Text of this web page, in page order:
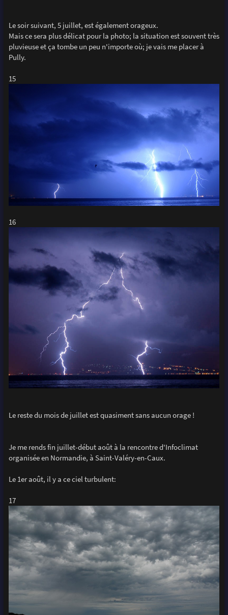
Le soir suivant, 5 juillet, est également orageux.
Mais ce sera plus délicat pour la photo; la situation est souvent très
pluvieuse et ça tombe un peu n'importe où; je vais me placer à
Pully.
15
16
Le reste du mois de juillet est quasiment sans aucun orage !
Je me rends fin juillet-début août à la rencontre d'Infoclimat
organisée en Normandie, à Saint-Valéry-en-Caux.
Le 1er août, il y a ce ciel turbulent:
17